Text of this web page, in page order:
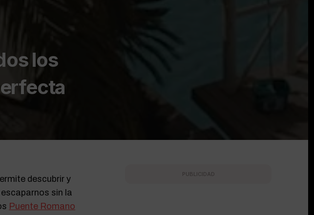
los
descubrir y
sin la
Puente Romano
PUBLICIDAD